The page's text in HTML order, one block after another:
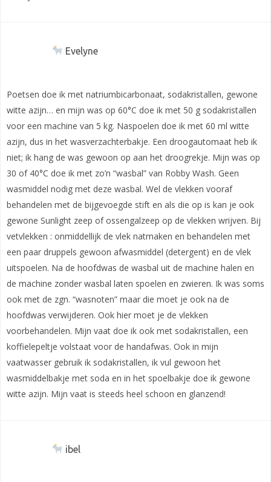
Evelyne
Poetsen doe ik met natriumbicarbonaat, sodakristallen, gewone
witte azijn… en mijn was op 60°C doe ik met 50 g sodakristallen
voor een machine van 5 kg. Naspoelen doe ik met 60 ml witte
azijn, dus in het wasverzachterbakje. Een droogautomaat heb ik
niet; ik hang de was gewoon op aan het droogrekje. Mijn was op
30 of 40°C doe ik met zo’n “wasbal” van Robby Wash. Geen
wasmiddel nodig met deze wasbal. Wel de vlekken vooraf
behandelen met de bijgevoegde stift en als die op is kan je ook
gewone Sunlight zeep of ossengalzeep op de vlekken wrijven. Bij
vetvlekken : onmiddellijk de vlek natmaken en behandelen met
een paar druppels gewoon afwasmiddel (detergent) en de vlek
uitspoelen. Na de hoofdwas de wasbal uit de machine halen en
de machine zonder wasbal laten spoelen en zwieren. Ik was soms
ook met de zgn. “wasnoten” maar die moet je ook na de
hoofdwas verwijderen. Ook hier moet je de vlekken
voorbehandelen. Mijn vaat doe ik ook met sodakristallen, een
koffielepeltje volstaat voor de handafwas. Ook in mijn
vaatwasser gebruik ik sodakristallen, ik vul gewoon het
wasmiddelbakje met soda en in het spoelbakje doe ik gewone
witte azijn. Mijn vaat is steeds heel schoon en glanzend!
ibel